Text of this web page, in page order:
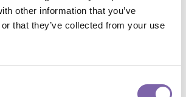
other information that you’ve
that they’ve collected from your use
tecnologie per il patrimonio
e gestione della conoscenza, Banche
Musei, Archivi, Biblioteche